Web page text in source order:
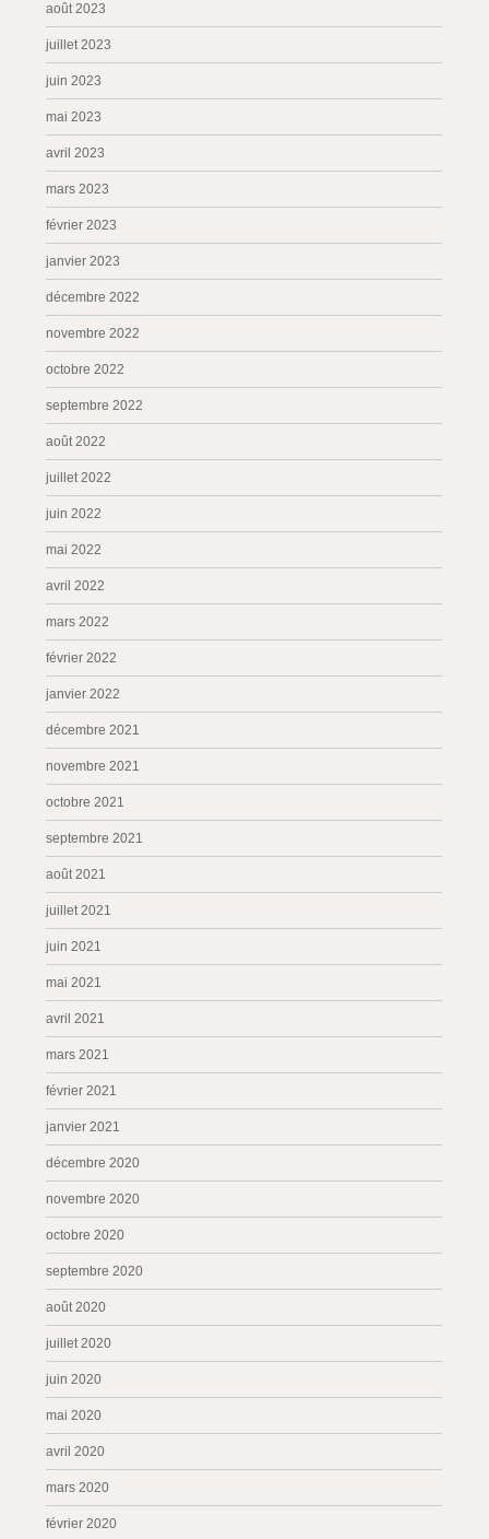
août 2023
juillet 2023
juin 2023
mai 2023
avril 2023
mars 2023
février 2023
janvier 2023
décembre 2022
novembre 2022
octobre 2022
septembre 2022
août 2022
juillet 2022
juin 2022
mai 2022
avril 2022
mars 2022
février 2022
janvier 2022
décembre 2021
novembre 2021
octobre 2021
septembre 2021
août 2021
juillet 2021
juin 2021
mai 2021
avril 2021
mars 2021
février 2021
janvier 2021
décembre 2020
novembre 2020
octobre 2020
septembre 2020
août 2020
juillet 2020
juin 2020
mai 2020
avril 2020
mars 2020
février 2020